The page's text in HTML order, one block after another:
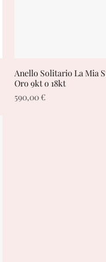
Vista
Anello Solitario La Mia
Oro 9kt o 18kt
Prezzo
590,00 €